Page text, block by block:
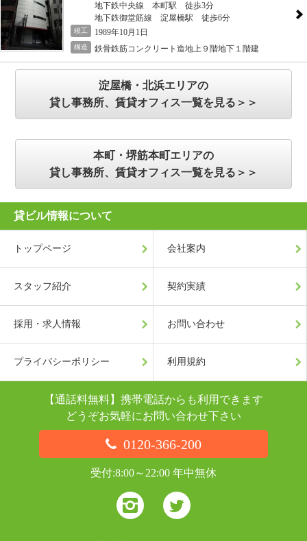
地下鉄中央線 本町駅 徒歩3分
地下鉄御堂筋線 淀屋橋駅 徒歩6分
竣工 1989年10月1日
構造 鉄骨鉄筋コンクリート造地上９階地下１階建
淀屋橋・北浜エリアの
貸し事務所、賃貸オフィス一覧を見る＞＞
本町・堺筋本町エリアの
貸し事務所、賃貸オフィス一覧を見る＞＞
貸ビル情報について
トップページ 会社案内
スタッフ紹介 契約実績
採用・求人情報 お問い合わせ
プライバシーポリシー 利用規約
【通話料無料】携帯電話からも利用できます
どうぞお気軽にお問い合わせ下さい
0120-366-200
受付:8:00～22:00 年中無休